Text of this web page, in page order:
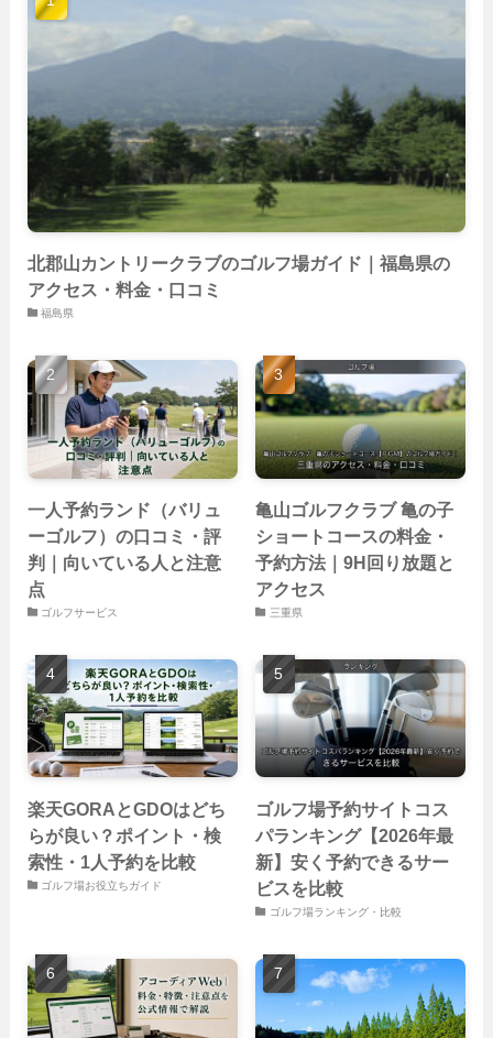
(14)
(23)
(22)
(26)
北郡山カントリークラブのゴルフ場ガイド｜福島県の
アクセス・料金・口コミ
福島県
一人予約ランド（バリュ
ーゴルフ）の口コミ・評
判｜向いている人と注意
点
ゴルフサービス
亀山ゴルフクラブ 亀の子
ショートコースの料金・
予約方法｜9H回り放題と
アクセス
三重県
楽天GORAとGDOはどち
らが良い？ポイント・検
索性・1人予約を比較
ゴルフ場お役立ちガイド
ゴルフ場予約サイトコス
パランキング【2026年最
新】安く予約できるサー
ビスを比較
ゴルフ場ランキング・比較